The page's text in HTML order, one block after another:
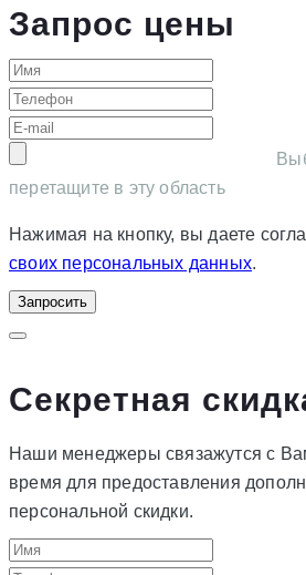
Запрос цены
перетащите в эту область
Нажимая на кнопку, вы даете
своих персональных данных.
Запросить
Секретная
Наши менеджеры связажутся с
время для предоставления
персональной скидки.